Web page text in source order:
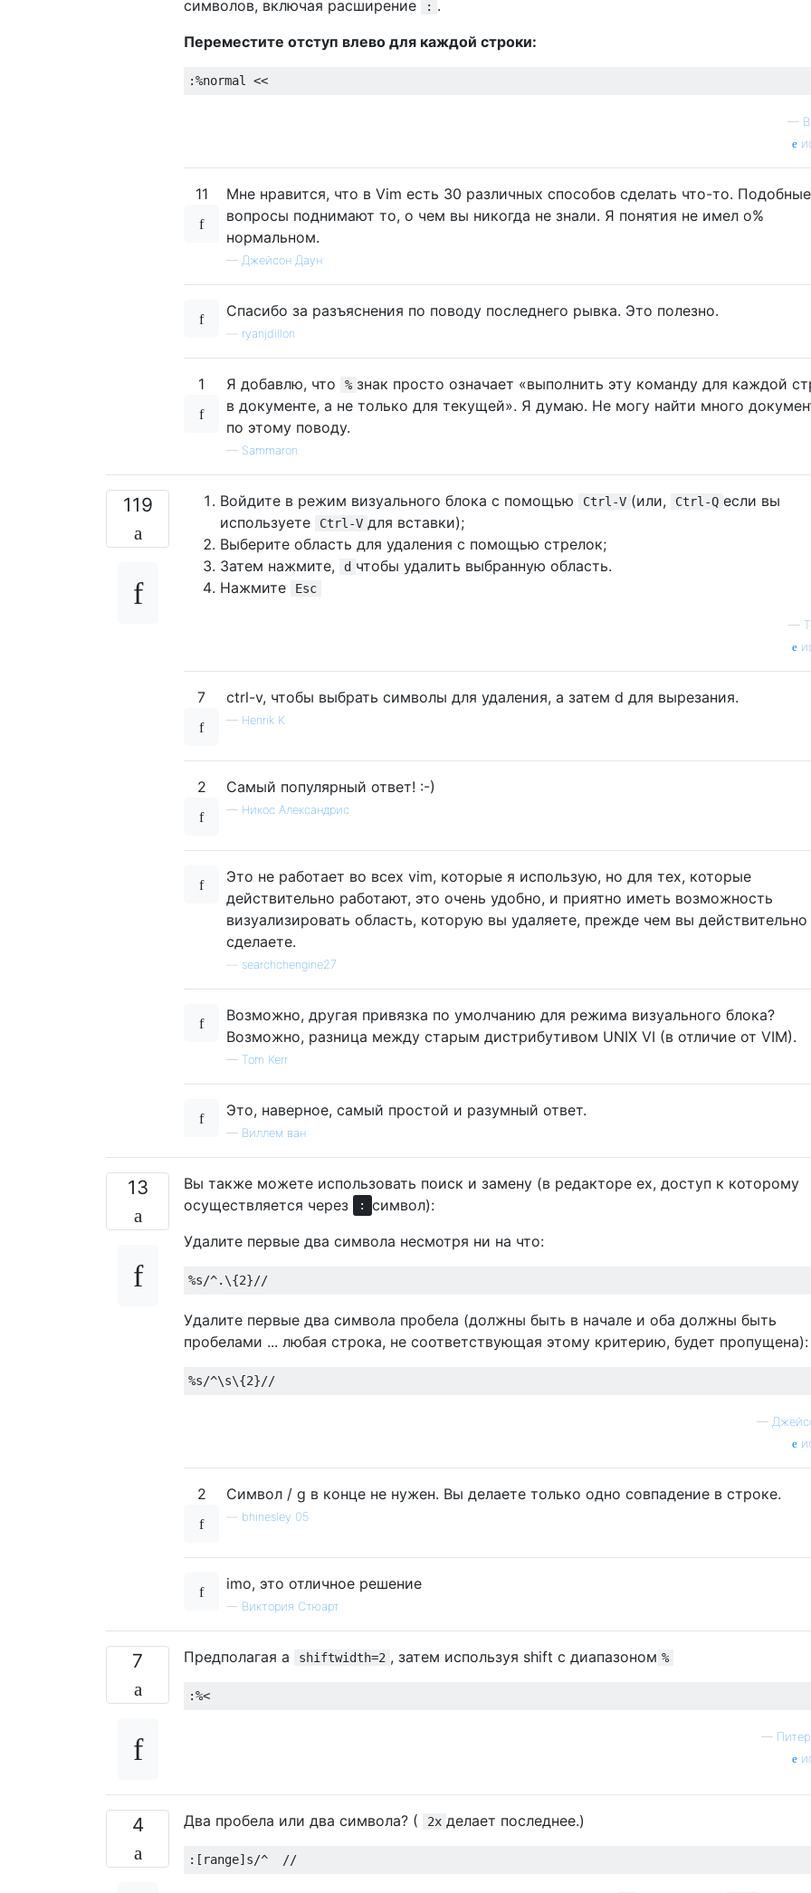
символов, включая расширение
: .
Переместите отступ влево для каждой строки:
—
11
Мне нравится, что в Vim есть 30 различных способов сделать что-то. Подобные
вопросы поднимают то, о чем вы никогда не знали. Я понятия не имел о%
нормальном.
— Джейсон Даун
Спасибо за разъяснения по поводу последнего рывка. Это полезно.
ryanjdillon
1 Я добавлю, что % знак просто означает «выполнить эту команду для каждой
в документе, а не только для текущей». Я думаю. Не могу найти много
по этому поводу.
— Sammaron
119 Войдите в режим визуального блока с помощью Ctrl-V (или, Ctrl-Q если вы
используете
Ctrl-V для вставки);
Выберите область для удаления с помощью стрелок;
Затем нажмите,
d чтобы удалить выбранную область.
Нажмите
Esc
—
7 ctrl-v, чтобы выбрать символы для удаления, а затем d для вырезания.
— Henrik K
2 Самый популярный ответ! :-)
— Никос Александрис
Это не работает во всех vim, которые я использую, но для тех, которые
действительно работают, это очень удобно, и приятно иметь возможность
визуализировать область, которую вы удаляете, прежде чем вы действительно
сделаете.
searchchengine27
Возможно, другая привязка по умолчанию для режима визуального блока?
Возможно, разница между старым дистрибутивом UNIX VI (в отличие от VIM).
— Tom Kerr
Это, наверное, самый простой и разумный ответ.
— Виллем ван
13
Вы также можете использовать поиск и замену (в редакторе ex, доступ к которому
осуществляется через
:
символ):
Удалите первые два символа несмотря ни на что:
Удалите первые два символа пробела (должны быть в начале и оба должны быть
пробелами ... любая строка, не соответствующая этому критерию, будет пропущена):
—
2 Символ / g в конце не нужен. Вы делаете только одно совпадение в строке.
bhinesley 05
imo, это отличное решение
— Виктория Стюарт
7 Предполагая a shiftwidth=2 , затем используя shift с диапазоном %
—
4 Два пробела или два символа? ( 2x делает последнее.)